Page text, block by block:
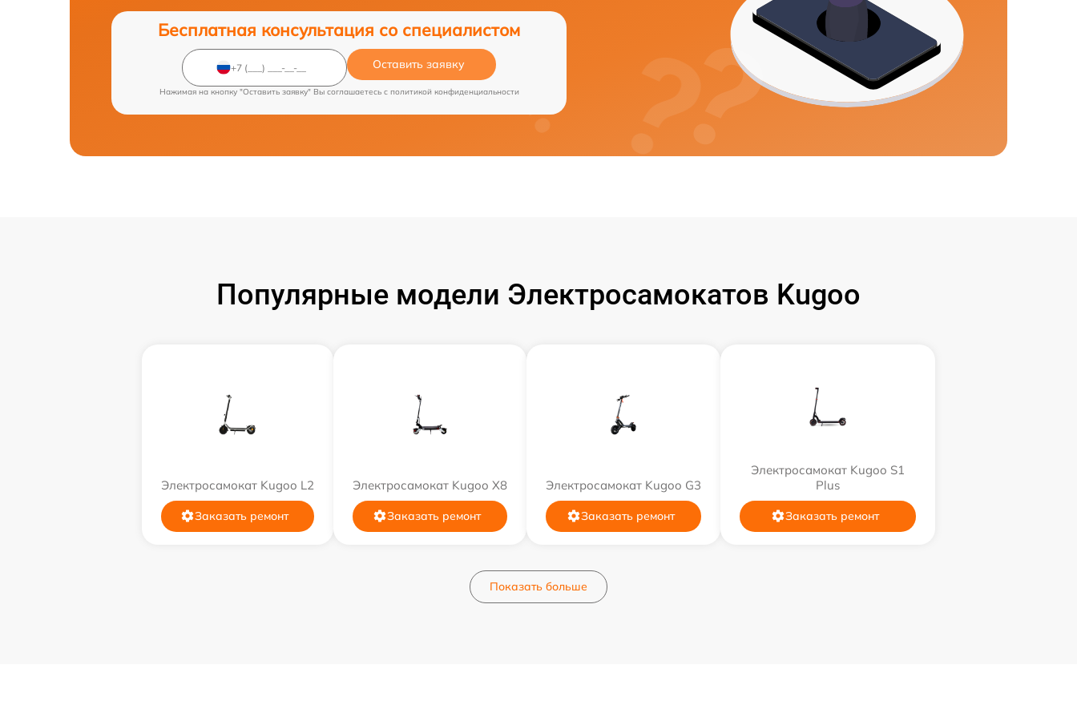
Бесплатная консультация со специалистом
Оставить заявку
Нажимая на кнопку "Оставить заявку" Вы соглашаетесь c политикой конфиденциальности
Популярные модели Электросамокатов Kugoo
Электросамокат Kugoo L2
Заказать ремонт
Электросамокат Kugoo X8
Заказать ремонт
Электросамокат Kugoo G3
Заказать ремонт
Электросамокат Kugoo S1
Plus
Заказать ремонт
Показать больше